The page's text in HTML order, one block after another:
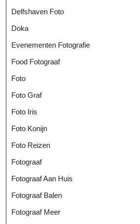
Delfshaven Foto
Doka
Evenementen Fotografie
Food Fotograaf
Foto
Foto Graf
Foto Iris
Foto Konijn
Foto Reizen
Fotograaf
Fotograaf Aan Huis
Fotograaf Balen
Fotograaf Meer